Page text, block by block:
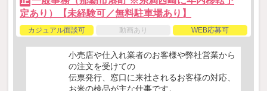
定あり）【未経験可／無料駐車場あり】
カジュアル面談可 動画あり WEB応募可
小売店や仕入れ業者のお客様や弊社営業から
の注文を受けての
伝票発行、窓口に来社されるお客様の対応、
お米の検品が主な仕事です。